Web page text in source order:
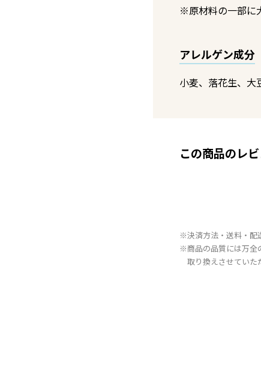
※原材料の一部に
アレルゲン成分
小麦、落花生、大
この商品のレ
※決済方法・送料・配
※商品の品質には万全
取り換えさせていた